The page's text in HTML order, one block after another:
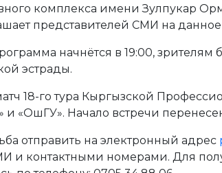
комплекса имени Зулпукар
представителей СМИ на
начнётся в 19:00, зрителям
эстрады.
18-го тура Кыргызской
и «ОшГУ». Начало встречи
отправить на электронный адрес
и контактными номерами. Для